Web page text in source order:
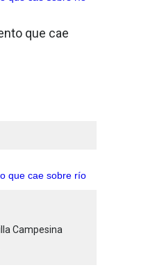
que cae
Campesina